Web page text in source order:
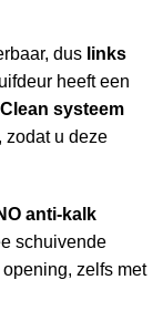
dus links
heeft een
systeem
zodat u deze
anti-kalk
schuivende
zelfs met